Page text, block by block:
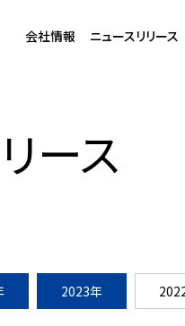
会社情報 ニュースリリース
ース
2023年